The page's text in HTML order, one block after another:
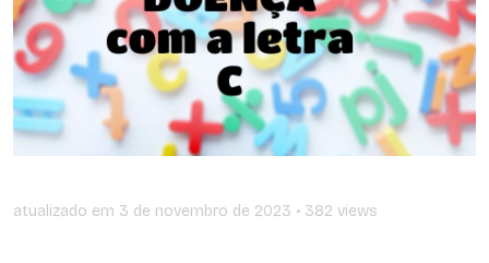
atualizado em 3 de novembro de 2023 • 382 views